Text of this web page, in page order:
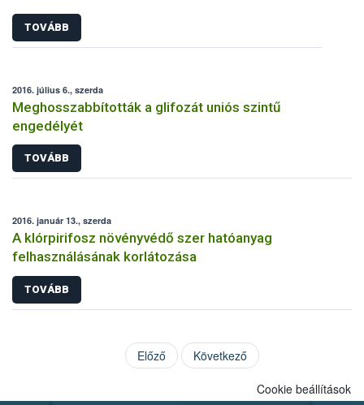
TOVÁBB
2016. július 6., szerda
Meghosszabbították a glifozát uniós szintű
engedélyét
TOVÁBB
2016. január 13., szerda
A klórpirifosz növényvédő szer hatóanyag
felhasználásának korlátozása
TOVÁBB
Előző Következő
Cookie beállítások